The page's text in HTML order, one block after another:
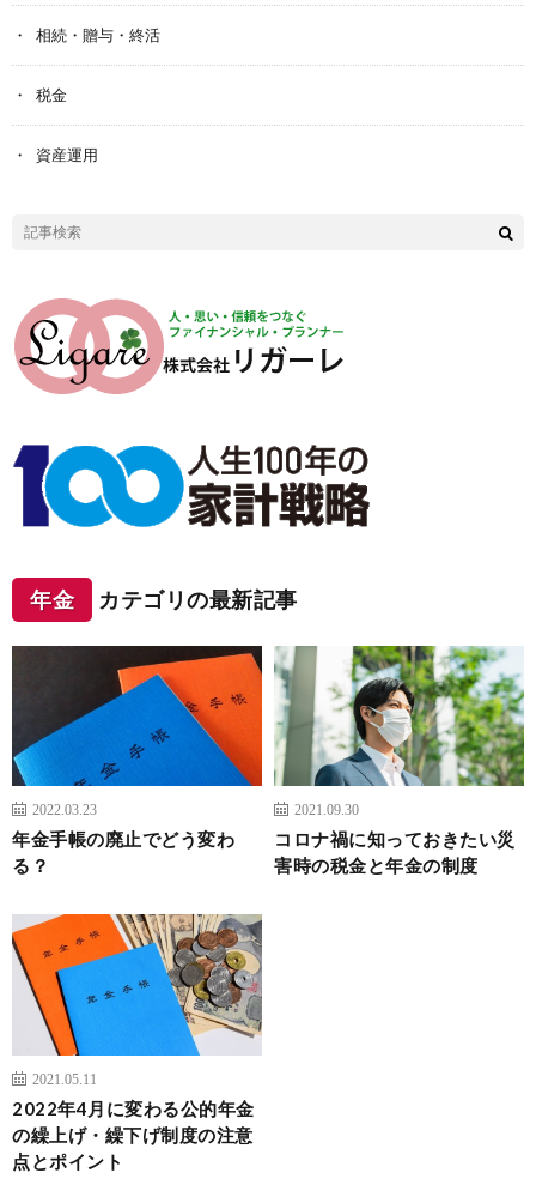
相続・贈与・終活
税金
資産運用
年金 カテゴリの最新記事
2022.03.23
年金手帳の廃止でどう変わ
る？
2021.09.30
コロナ禍に知っておきたい災
害時の税金と年金の制度
2021.05.11
2022年4月に変わる公的年金
の繰上げ・繰下げ制度の注意
点とポイント